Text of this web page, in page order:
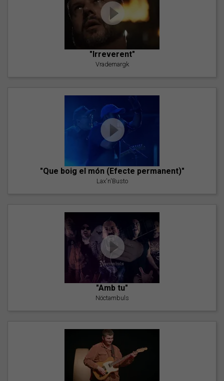
"Irreverent"
Vrademargk
"Que boig el món (Efecte permanent)"
Lax'n'Busto
"Amb tu"
Nöctambuls